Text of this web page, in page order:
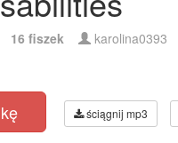
16 fiszek karolina0393
ściągnij mp3